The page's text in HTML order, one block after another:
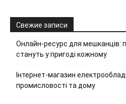
Свежие записи
Онлайн-ресурс для мешканців:
стануть у пригоді кожному
Інтернет-магазин
промисловості та дому